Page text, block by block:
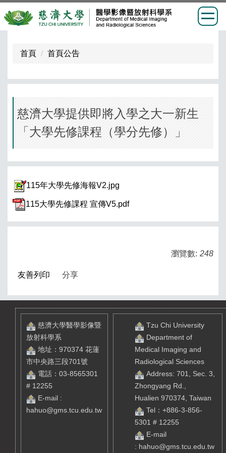
內
首頁 首頁公告
慈濟大學提供即將入學之大一新生
「大學先修課程（學分先修）」
115年大學先修海報V2.jpg
115大學先修課程 宣傳V5.pdf
瀏覽數: 248
友善列印 分享
慈濟大學醫學影像暨
放射科學系
地址：970374 花蓮
市中央路三段701號
電話：03-8565301
# 12255
E-mail :
hahuo@gms.tcu.edu.tw
Tzu Chi University
Department of
Medical Imaging and
Radiological Sciences
Address: 701, Sec. 3,
Zhongyang Rd.,
Hualien 970374, Taiwan
Tel ：+886-3-856-
5301 # 12255
E-mail
: hahuo@gms.tcu.edu.tw